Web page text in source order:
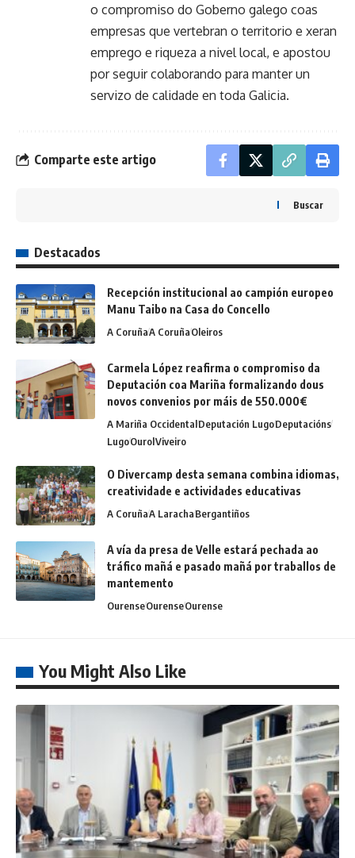
o compromiso do Goberno galego coas
empresas que vertebran o territorio e xeran
emprego e riqueza a nivel local, e apostou
por seguir colaborando para manter un
servizo de calidade en toda Galicia.
Comparte este artigo
Buscar
Destacados
Recepción institucional ao campión europeo
Manu Taibo na Casa do Concello
A CoruñaA CoruñaOleiros
Carmela López reafirma o compromiso da
Deputación coa Mariña formalizando dous
novos convenios por máis de 550.000€
A Mariña OccidentalDeputación LugoDeputacións
LugoOurolViveiro
O Divercamp desta semana combina idiomas,
creatividade e actividades educativas
A CoruñaA LarachaBergantiños
A vía da presa de Velle estará pechada ao
tráfico mañá e pasado mañá por traballos de
mantemento
OurenseOurenseOurense
You Might Also Like